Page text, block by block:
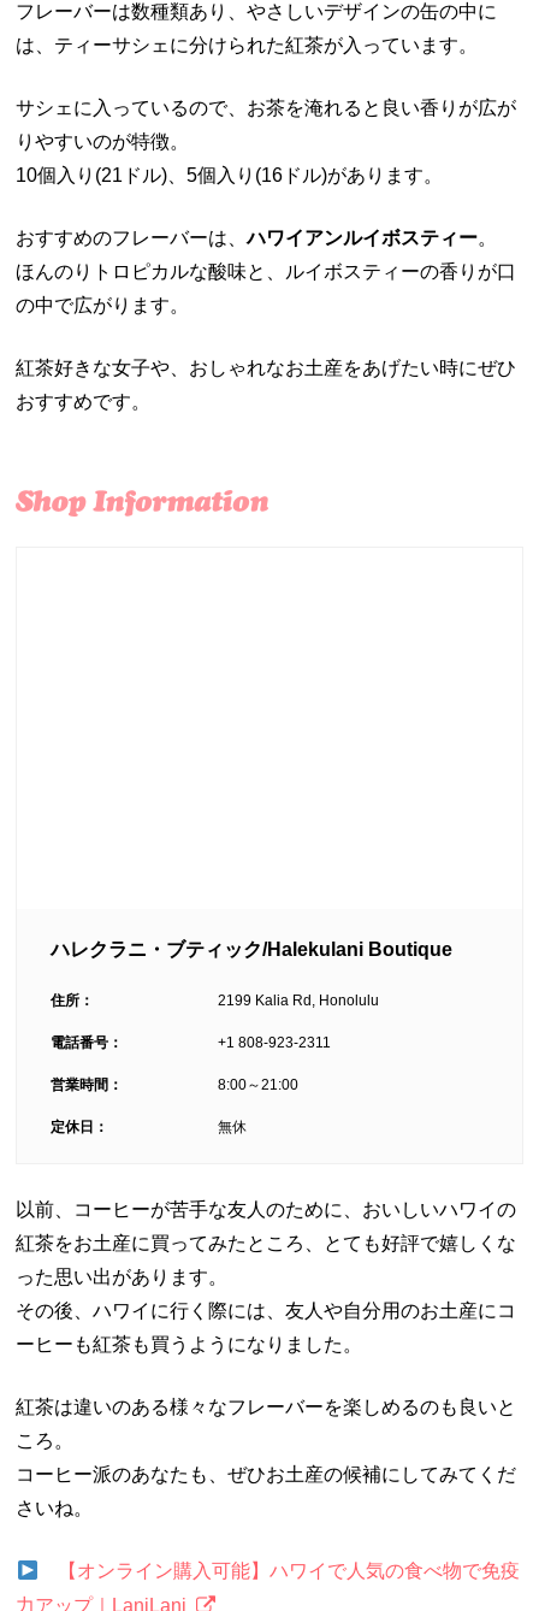
フレーバーは数種類あり、やさしいデザインの缶の中に
は、ティーサシェに分けられた紅茶が入っています。
サシェに入っているので、お茶を淹れると良い香りが広が
りやすいのが特徴。
10個入り(21ドル)、5個入り(16ドル)があります。
おすすめのフレーバーは、ハワイアンルイボスティー。
ほんのりトロピカルな酸味と、ルイボスティーの香りが口
の中で広がります。
紅茶好きな女子や、おしゃれなお土産をあげたい時にぜひ
おすすめです。
ハレクラニ・ブティック/Halekulani Boutique
住所： 2199 Kalia Rd, Honolulu
電話番号： +1 808-923-2311
営業時間： 8:00～21:00
定休日： 無休
以前、コーヒーが苦手な友人のために、おいしいハワイの
紅茶をお土産に買ってみたところ、とても好評で嬉しくな
った思い出があります。
その後、ハワイに行く際には、友人や自分用のお土産にコ
ーヒーも紅茶も買うようになりました。
紅茶は違いのある様々なフレーバーを楽しめるのも良いと
ころ。
コーヒー派のあなたも、ぜひお土産の候補にしてみてくだ
さいね。
【オンライン購入可能】ハワイで人気の食べ物で免疫
力アップ｜LaniLani